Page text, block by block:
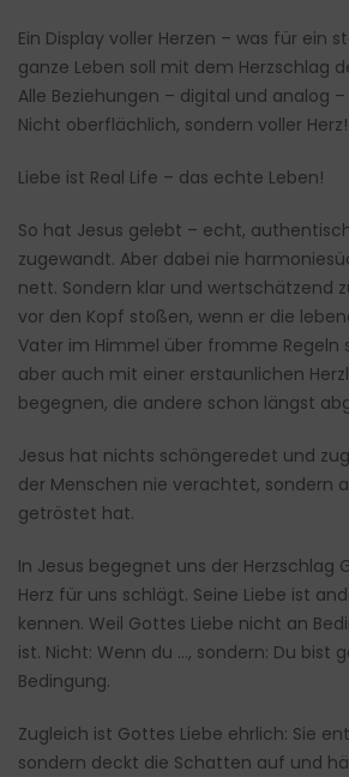
Ein Display voller Herzen – was für ein
ganze Leben soll mit dem Herzschlag
Alle Beziehungen – digital und analog
Nicht oberflächlich, sondern voller Herz!
Liebe ist Real Life – das echte Leben!
So hat Jesus gelebt – echt,
zugewandt. Aber dabei nie
nett. Sondern klar und wertschätzend
vor den Kopf stoßen, wenn er die
Vater im Himmel über fromme Regeln
aber auch mit einer erstaunlichen
begegnen, die andere schon längst
Jesus hat nichts schöngeredet und
der Menschen nie verachtet, sondern
getröstet hat.
In Jesus begegnet uns der Herzschlag
Herz für uns schlägt. Seine Liebe ist
kennen. Weil Gottes Liebe nicht an
ist. Nicht: Wenn du …, sondern: Du bist
Bedingung.
Zugleich ist Gottes Liebe ehrlich: Sie
sondern deckt die Schatten auf und